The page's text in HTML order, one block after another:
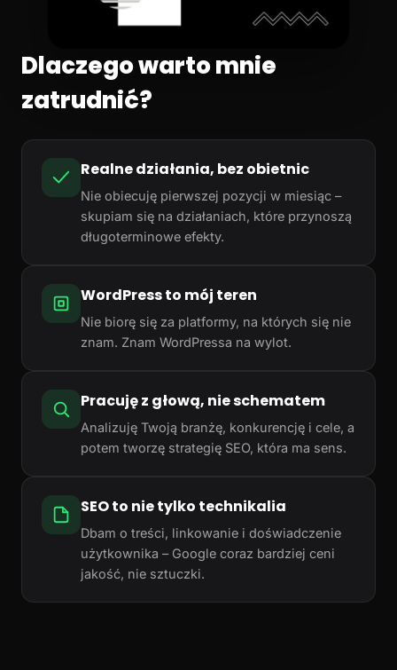
Dlaczego warto mnie
zatrudnić?
Realne działania, bez obietnic
Nie obiecuję pierwszej pozycji w miesiąc –
skupiam się na działaniach, które przynoszą
długoterminowe efekty.
WordPress to mój teren
Nie biorę się za platformy, na których się nie
znam. Znam WordPressa na wylot.
Pracuję z głową, nie schematem
Analizuję Twoją branżę, konkurencję i cele, a
potem tworzę strategię SEO, która ma sens.
SEO to nie tylko technikalia
Dbam o treści, linkowanie i doświadczenie
użytkownika – Google coraz bardziej ceni
jakość, nie sztuczki.